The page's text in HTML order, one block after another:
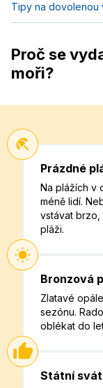
Tipy na dovolenou
Proč se
moři?
Prázdné
Na plážích v
méně lidí.
vstávat brzo,
pláži.
Bronzová
Zlatavé
sezónu.
oblékat do
Státní